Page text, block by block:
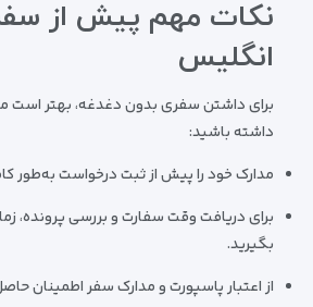
نکات مهم پیش از
انگلیس
برای داشتن سفری بدون دغدغه، بهتر است
داشته باشید:
مدارک خود را پیش از ثبت درخواست به‌طور
برای دریافت وقت سفارت و بررسی پرونده،
بگیرید.
از اعتبار پاسپورت و مدارک سفر اطمینان